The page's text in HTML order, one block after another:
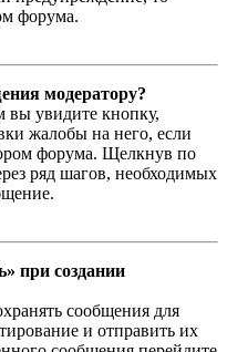
форума.
модератору?
увидите кнопку,
жалобы на него, если
форума. Щелкнув по
ряд шагов, необходимых
при создании
сообщения для
и отправить их